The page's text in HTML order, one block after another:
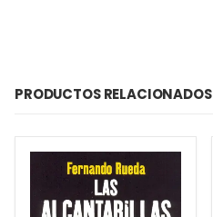
PRODUCTOS RELACIONADOS